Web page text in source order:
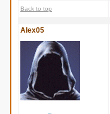
Back to top
Alex05